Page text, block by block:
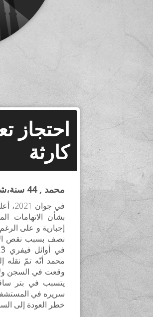
احتجاز
كارثة
محمد , 44 سنة،شمال تونس
في
بشأن الاتهامات
إجبارية و على
نصف بسبب نقص
محمد أنّه تمّ نقله
وقعت في السجن
يتسبب في بتر
سريره في
خطر العودة إلى